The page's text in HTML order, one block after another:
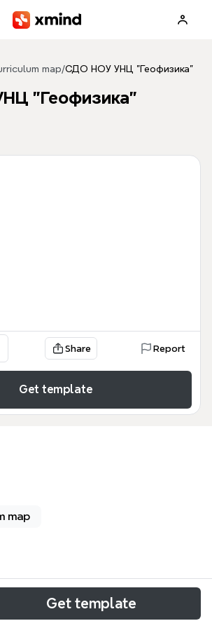
map/СДО НОУ УНЦ "Геофизика"
"Геофизика"
Share Report
Get template
map
«СДО НОУ УНЦ "Геофизика"»
и процессы системы
Get template